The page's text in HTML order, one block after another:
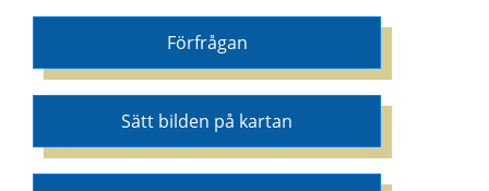
Förfrågan
Sätt bilden på kartan